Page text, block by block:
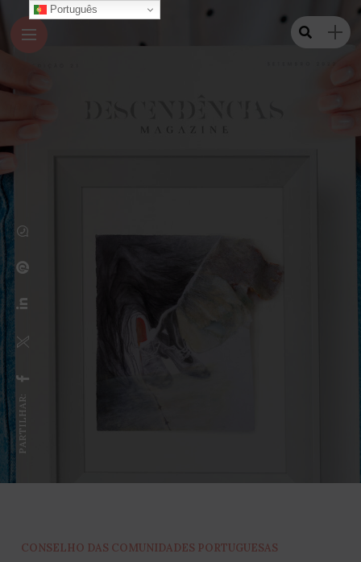
PARTILHAR:
CONSELHO DAS COMUNIDADES PORTUGUESAS
Português